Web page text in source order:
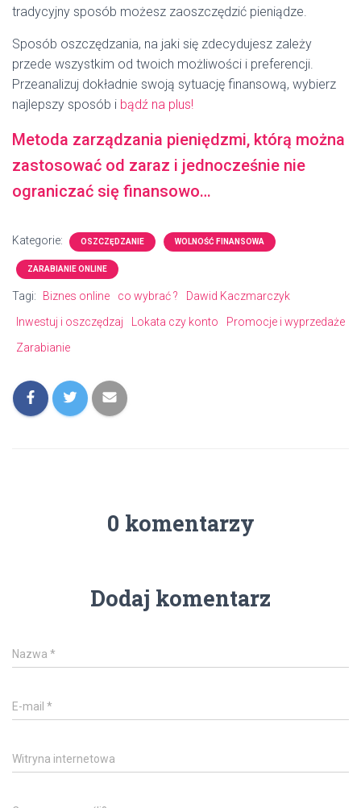
tradycyjny sposób możesz zaoszczędzić pieniądze.
Sposób oszczędzania, na jaki się zdecydujesz zależy
przede wszystkim od twoich możliwości i preferencji.
Przeanalizuj dokładnie swoją sytuację finansową, wybierz
najlepszy sposób i bądź na plus!
Metoda zarządzania pieniędzmi, którą można
zastosować od zaraz i jednocześnie nie
ograniczać się finansowo…
Kategorie: OSZCZĘDZANIE WOLNOŚĆ FINANSOWA
ZARABIANIE ONLINE
Tagi: Biznes online co wybrać ?
Dawid Kaczmarczyk
Inwestuj i oszczędzaj
Lokata czy konto
Promocje i wyprzedaże
Zarabianie
0 komentarzy
Dodaj komentarz
Nazwa *
E-mail *
Witryna internetowa